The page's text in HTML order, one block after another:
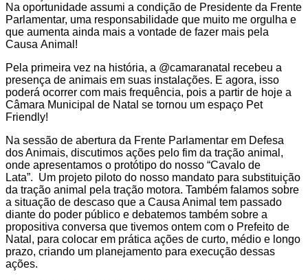
Na oportunidade assumi a condição de Presidente da Frente
Parlamentar, uma responsabilidade que muito me orgulha e
que aumenta ainda mais a vontade de fazer mais pela
Causa Animal!
Pela primeira vez na história, a @camaranatal recebeu a
presença de animais em suas instalações. E agora, isso
poderá ocorrer com mais frequência, pois a partir de hoje a
Câmara Municipal de Natal se tornou um espaço Pet
Friendly!
Na sessão de abertura da Frente Parlamentar em Defesa
dos Animais, discutimos ações pelo fim da tração animal,
onde apresentamos o protótipo do nosso “Cavalo de
Lata”. Um projeto piloto do nosso mandato para substituição
da tração animal pela tração motora. Também falamos sobre
a situação de descaso que a Causa Animal tem passado
diante do poder público e debatemos também sobre a
propositiva conversa que tivemos ontem com o Prefeito de
Natal, para colocar em prática ações de curto, médio e longo
prazo, criando um planejamento para execução dessas
ações.